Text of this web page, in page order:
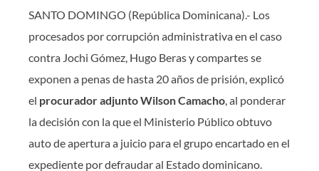
SANTO DOMINGO (República Dominicana).- Los
procesados por corrupción administrativa en el caso
contra Jochi Gómez, Hugo Beras y compartes se
exponen a penas de hasta 20 años de prisión, explicó
el procurador adjunto Wilson Camacho , al ponderar
la decisión con la que el Ministerio Público obtuvo
auto de apertura a juicio para el grupo encartado en el
expediente por defraudar al Estado dominicano.